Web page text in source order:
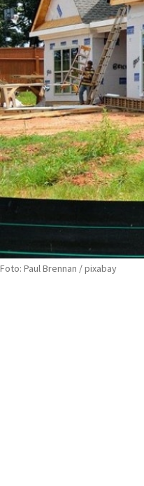
Foto: Paul Brennan / pixabay